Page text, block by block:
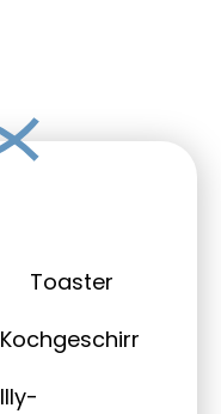
Toaster
Kochgeschirr
Illy-